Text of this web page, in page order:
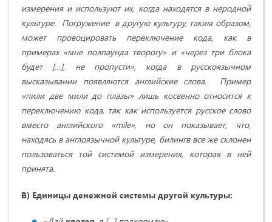
измерения и используют их, когда находятся в неродной
культуре. Погружение в другую культуру, таким образом,
может провоцировать переключение кода, как в
примерах «мне полпаунда творогу» и «через три блока
будет […], не пропусти», когда в русскоязычном
высказывании появляются английские слова. Пример
«пили две мили до плазы» лишь косвенно относится к
переключению кода, так как используется русское слово
вместо английского «mile», но он показывает, что,
находясь в англоязычной культуре, билингв все же склонен
пользоваться той системой измерения, которая в ней
принята.
В) Единицы денежной системы другой культуры: